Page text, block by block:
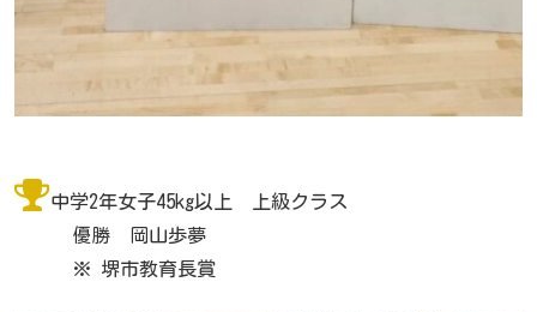
中学2年女子45kg以上 上級クラス
優勝 岡山歩夢
※ 堺市教育長賞